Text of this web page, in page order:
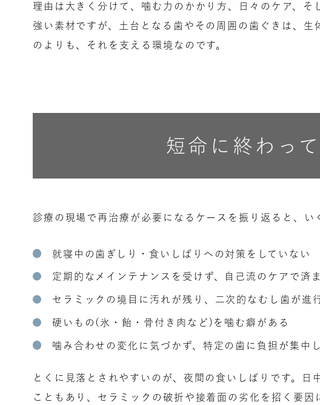
理由は大きく分けて、噛む力のかかり方、日々のケア、
強い素材ですが、土台となる歯やその周囲の歯ぐきは、
のよりも、それを支える環境なのです。
短命に終わっ
診療の現場で再治療が必要になるケースを振り返ると、い
就寝中の歯ぎしり・食いしばりへの対策をしていない
定期的なメインテナンスを受けず、自己流のケアで済
セラミックの境目に汚れが残り、二次的なむし歯が進
硬いもの(氷・飴・骨付き肉など)を噛む癖がある
噛み合わせの変化に気づかず、特定の歯に負担が集中
とくに見落とされやすいのが、夜間の食いしばりです。
こともあり、セラミックの破折や接着面の劣化を招く要因